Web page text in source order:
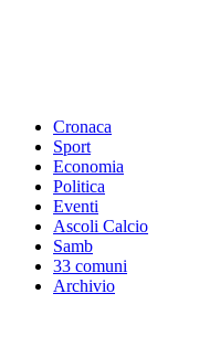
Cronaca
Sport
Economia
Politica
Eventi
Ascoli Calcio
Samb
33 comuni
Archivio